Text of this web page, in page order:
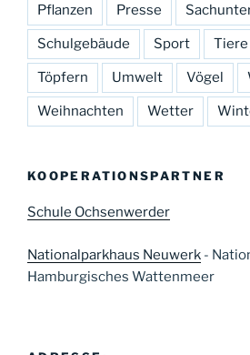
Pflanzen Presse
Schulgebäude Sport Tiere
Töpfern Umwelt Vögel
Weihnachten Wetter
KOOPERATIONSPARTNER
Schule Ochsenwerder
Nationalparkhaus Neuwerk -
Hamburgisches Wattenmeer